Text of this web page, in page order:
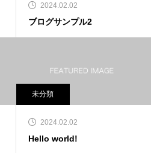
2024.02.02
ブログサンプル2
未分類
2024.02.02
Hello world!